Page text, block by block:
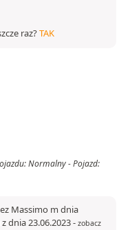
raz?TAK
Normalny - Pojazd:
Massimo m dnia
dnia 23.06.2023- zobacz